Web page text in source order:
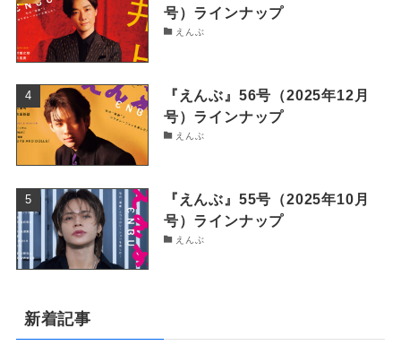
号）ラインナップ
えんぶ
『えんぶ』56号（2025年12月
号）ラインナップ
えんぶ
『えんぶ』55号（2025年10月
号）ラインナップ
えんぶ
新着記事